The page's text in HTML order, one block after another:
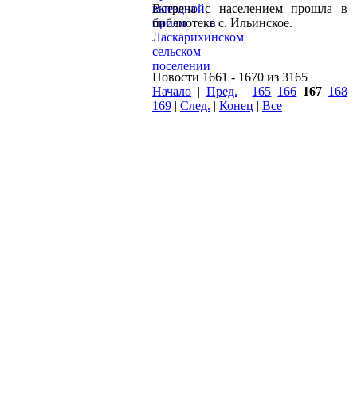
Встреча с населением прошла в
библиотеке с. Ильинское.
Новости 1661 - 1670 из 3165
Начало | Пред. | 165 166 167 168
169 | След. | Конец | Все